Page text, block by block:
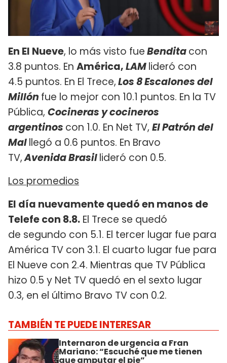
En El Nueve, lo más visto fueBenditacon
3.8 puntos. En América,LAMlideró con
4.5 puntos. En El Trece,Los 8 Escalones del
Millón fue lo mejor con 10.1 puntos. En la TV
Pública, Cocineras y cocineros
argentinos con 1.0. En Net TV, El Patrón del
Malllegó a 0.6 puntos. En Bravo
TV,Avenida Brasillideró con 0.5.
Los promedios
El día nuevamente quedó en manos de
Telefe con 8.8. El Trece se quedó
de segundo con 5.1. El tercer lugar fue para
América TV con 3.1. El cuarto lugar fue para
El Nueve con 2.4. Mientras que TV Pública
hizo 0.5 y Net TV quedó en el sexto lugar
0.3, en el último Bravo TV con 0.2.
TAMBIÉN TE PUEDE INTERESAR
Internaron de urgencia a Fran
Mariano: “Escuché que me tienen
que amputar el pie”